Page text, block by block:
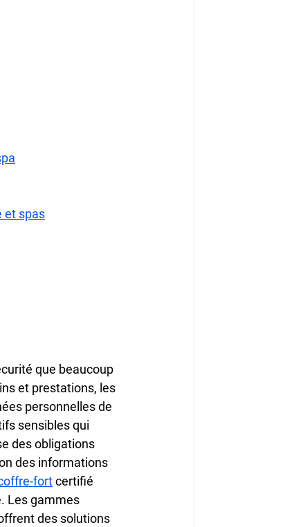
et spas
que beaucoup
et prestations, les
personnelles de
sensibles qui
des obligations
des informations
fort certifié
Les gammes
des solutions